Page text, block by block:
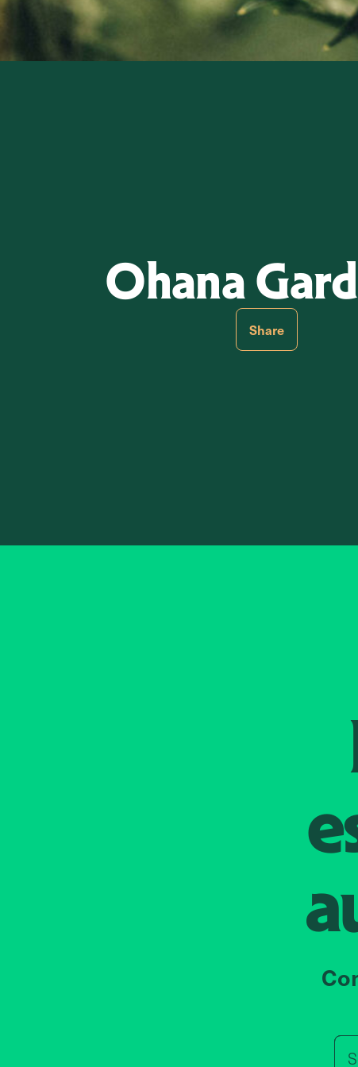
Ohana
Share